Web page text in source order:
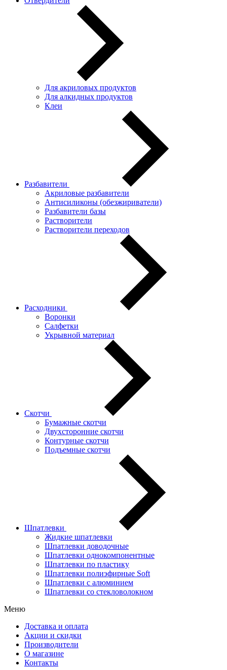
Для акриловых продуктов
Для алкидных продуктов
Клеи
Разбавители
Акриловые разбавители
Антисиликоны (обезжириватели)
Разбавители базы
Растворители
Растворители переходов
Расходники
Воронки
Салфетки
Укрывной материал
Скотчи
Бумажные скотчи
Двухсторонние скотчи
Контурные скотчи
Подъемные скотчи
Шпатлевки
Жидкие шпатлевки
Шпатлевки доводочные
Шпатлевки однокомпонентные
Шпатлевки по пластику
Шпатлевки полиэфирные Soft
Шпатлевки с алюминием
Шпатлевки со стекловолокном
Меню
Доставка и оплата
Акции и скидки
Производители
О магазине
Контакты